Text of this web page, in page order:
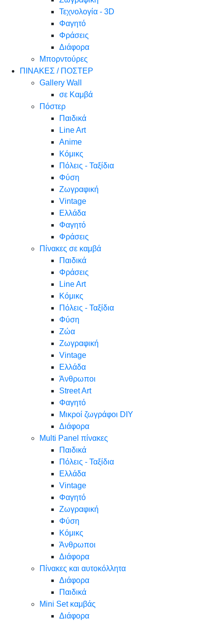
Τεχνολογία - 3D
Φαγητό
Φράσεις
Διάφορα
Μπορντούρες
ΠΙΝΑΚΕΣ / ΠΟΣΤΕΡ
Gallery Wall
σε Καμβά
Πόστερ
Παιδικά
Line Art
Anime
Κόμικς
Πόλεις - Ταξίδια
Φύση
Ζωγραφική
Vintage
Ελλάδα
Φαγητό
Φράσεις
Πίνακες σε καμβά
Παιδικά
Φράσεις
Line Art
Κόμικς
Πόλεις - Ταξίδια
Φύση
Ζώα
Ζωγραφική
Vintage
Ελλάδα
Άνθρωποι
Street Art
Φαγητό
Μικροί ζωγράφοι DIY
Διάφορα
Multi Panel πίνακες
Παιδικά
Πόλεις - Ταξίδια
Ελλάδα
Vintage
Φαγητό
Ζωγραφική
Φύση
Κόμικς
Άνθρωποι
Διάφορα
Πίνακες και αυτοκόλλητα
Διάφορα
Παιδικά
Mini Set καμβάς
Διάφορα